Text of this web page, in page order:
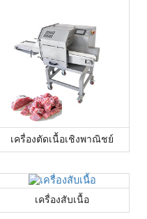
เครื่องตัดเนื้อเชิงพาณิชย์
เครื่องสับเนื้อ